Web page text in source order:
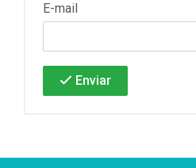
E-mail
Enviar